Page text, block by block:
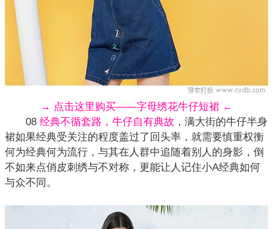
→ 点击这里购买——字母绣花牛仔短裙 ←
08 经典不循套路，牛仔自有典故 ，满大街的牛仔半身
裙如果经典受关注的程度盖过了回头率，就需要慎重权衡
何为经典何为流行，与其在人群中追随着别人的身影，倒
不如来点俏皮刺绣与不对称，更能让人记住小A经典如何
与众不同。